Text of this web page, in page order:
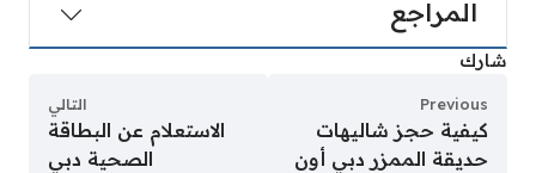
المراجع
شارك
Previous
كيفية حجز شاليهات
حديقة الممزر دبي أون
التالي
الاستعلام عن البطاقة
الصحية دبي